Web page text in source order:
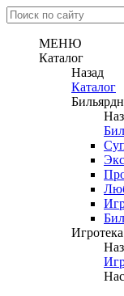
МЕНЮ
Каталог
Назад
Каталог
Игротека